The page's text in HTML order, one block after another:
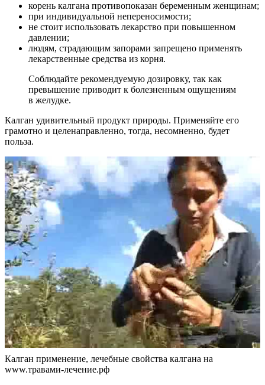
корень калгана противопоказан беременным женщинам;
при индивидуальной непереносимости;
не стоит использовать лекарство при повышенном
давлении;
людям, страдающим запорами запрещено применять
лекарственные средства из корня.
Соблюдайте рекомендуемую дозировку, так как
превышение приводит к болезненным ощущениям
в желудке.
Калган удивительный продукт природы. Применяйте его
грамотно и целенаправленно, тогда, несомненно, будет
польза.
Калган применение, лечебные свойства калгана на
www.травами-лечение.рф